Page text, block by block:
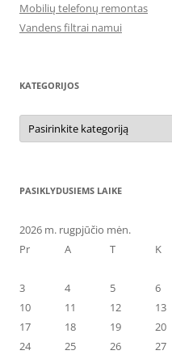
Mobilių telefonų remontas
Vandens filtrai namui
KATEGORIJOS
Kategorijos
PASIKLYDUSIEMS LAIKE
2026 m. rugpjūčio mėn.
Pr
A T K
3
4 5 6
10
11 12 13
17
18 19 20
24
25 26 27